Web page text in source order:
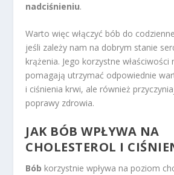
nadciśnieniu.
Warto więc włączyć bób do
jeśli zależy nam na dobrym stanie
krążenia. Jego korzystne właściwości
pomagają utrzymać odpowiednie
i ciśnienia krwi, ale również
poprawy zdrowia.
JAK BÓB WPŁYWA NA
CHOLESTEROL I
Bób korzystnie wpływa na poziom